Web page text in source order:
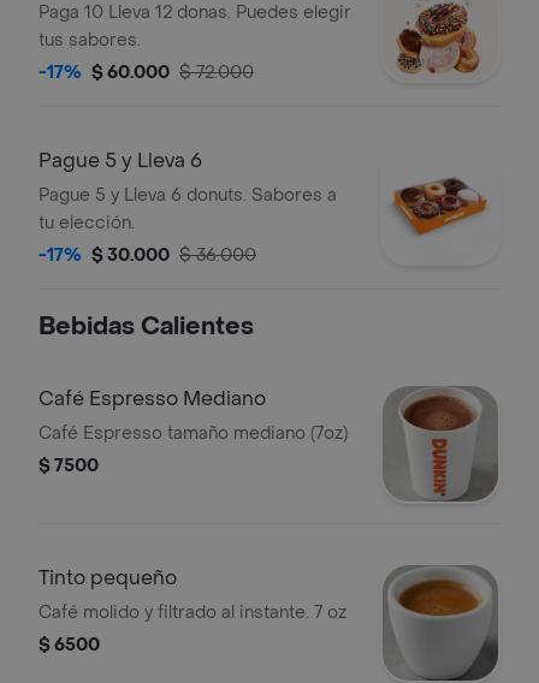
Paga 10 Lleva 12 donas. Puedes elegir
tus sabores.
-17% $ 60.000 $ 72.000
Pague 5 y Lleva 6
Pague 5 y Lleva 6 donuts. Sabores a
tu elección.
-17% $ 30.000 $ 36.000
Bebidas Calientes
Café Espresso Mediano
Café Espresso tamaño mediano (7oz)
$ 7500
Tinto pequeño
Café molido y filtrado al instante. 7 oz
$ 6500